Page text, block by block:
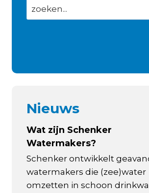
Nieuws
Wat zijn Schenker
Watermakers?
Schenker ontwikkelt
watermakers die (zee)water
omzetten in schoon